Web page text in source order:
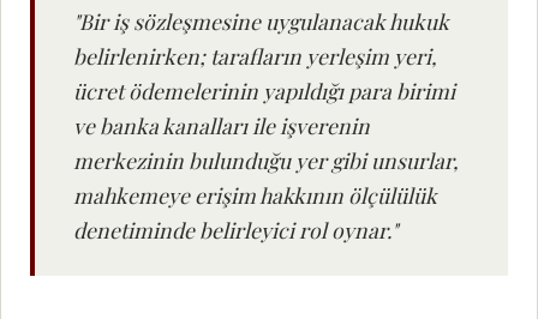
"Bir iş sözleşmesine uygulanacak hukuk
belirlenirken; tarafların yerleşim yeri,
ücret ödemelerinin yapıldığı para birimi
ve banka kanalları ile işverenin
merkezinin bulunduğu yer gibi unsurlar,
mahkemeye erişim hakkının ölçülülük
denetiminde belirleyici rol oynar."